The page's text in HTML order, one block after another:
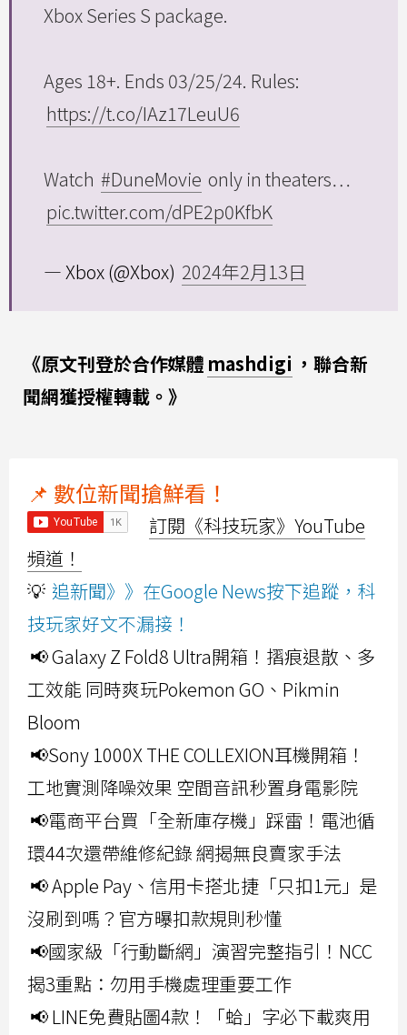
Xbox Series S package.
Ages 18+. Ends 03/25/24. Rules:
https://t.co/IAz17LeuU6
Watch #‌DuneMovie only in theaters…
pic.twitter.com/dPE2p0KfbK
— Xbox (@Xbox) 2024年2月13日
《原文刊登於合作媒體 mashdigi ，聯合新
聞網獲授權轉載。》
📌 數位新聞搶鮮看！
訂閱《科技玩家》YouTube
頻道！
💡 追新聞》》在Google News按下追蹤，科
技玩家好文不漏接！
📢 Galaxy Z Fold8 Ultra開箱！摺痕退散、多
工效能 同時爽玩Pokemon GO、Pikmin
Bloom
📢Sony 1000X THE COLLEXION耳機開箱！
工地實測降噪效果 空間音訊秒置身電影院
📢電商平台買「全新庫存機」踩雷！電池循
環44次還帶維修紀錄 網揭無良賣家手法
📢 Apple Pay、信用卡搭北捷「只扣1元」是
沒刷到嗎？官方曝扣款規則秒懂
📢國家級「行動斷網」演習完整指引！NCC
揭3重點：勿用手機處理重要工作
📢 LINE免費貼圖4款！「蛤」字必下載爽用